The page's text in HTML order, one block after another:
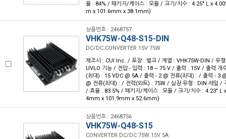
율 : 84% / 패키지/케이스 : 모듈 / 크기/치수 : 4.25" L x
m x 101.6mm x 38.1mm)
상품번호 : 2468757
VHK75W-Q48-S15-DIN
DC/DC CONVERTER 15V 75W
제조사 : CUI Inc. / 포장 : 벌크 / 계열 : VHK75W-DIN / 유
UVLO 기능 / 전압 - 입력 : 18 ~ 75 V / 출력 : 15V / 출력 개
(최대) : 15 VDC @ 5A / 출력 - 2 @ 전류(최대) : / 출력 - 3
@ 전류(최대) : / 전력(와트) : 75W / 실장 유형 : DIN 레일 /
/ 효율 : 83.5% / 패키지/케이스 : 모듈 / 크기/치수 : 4.23" L
4mm x 101.9mm x 52.6mm)
상품번호 : 2468756
VHK75W-Q48-S15
CONVERTER DC/DC 75W 15V 5A